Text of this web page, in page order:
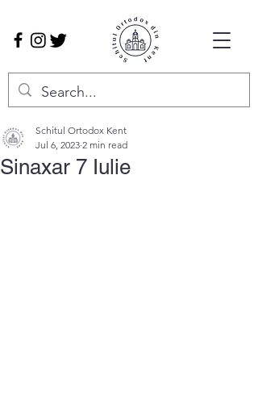
Sinaxar 7 Iulie
Schitul Ortodox Kent
Jul 6, 2023 2 min read